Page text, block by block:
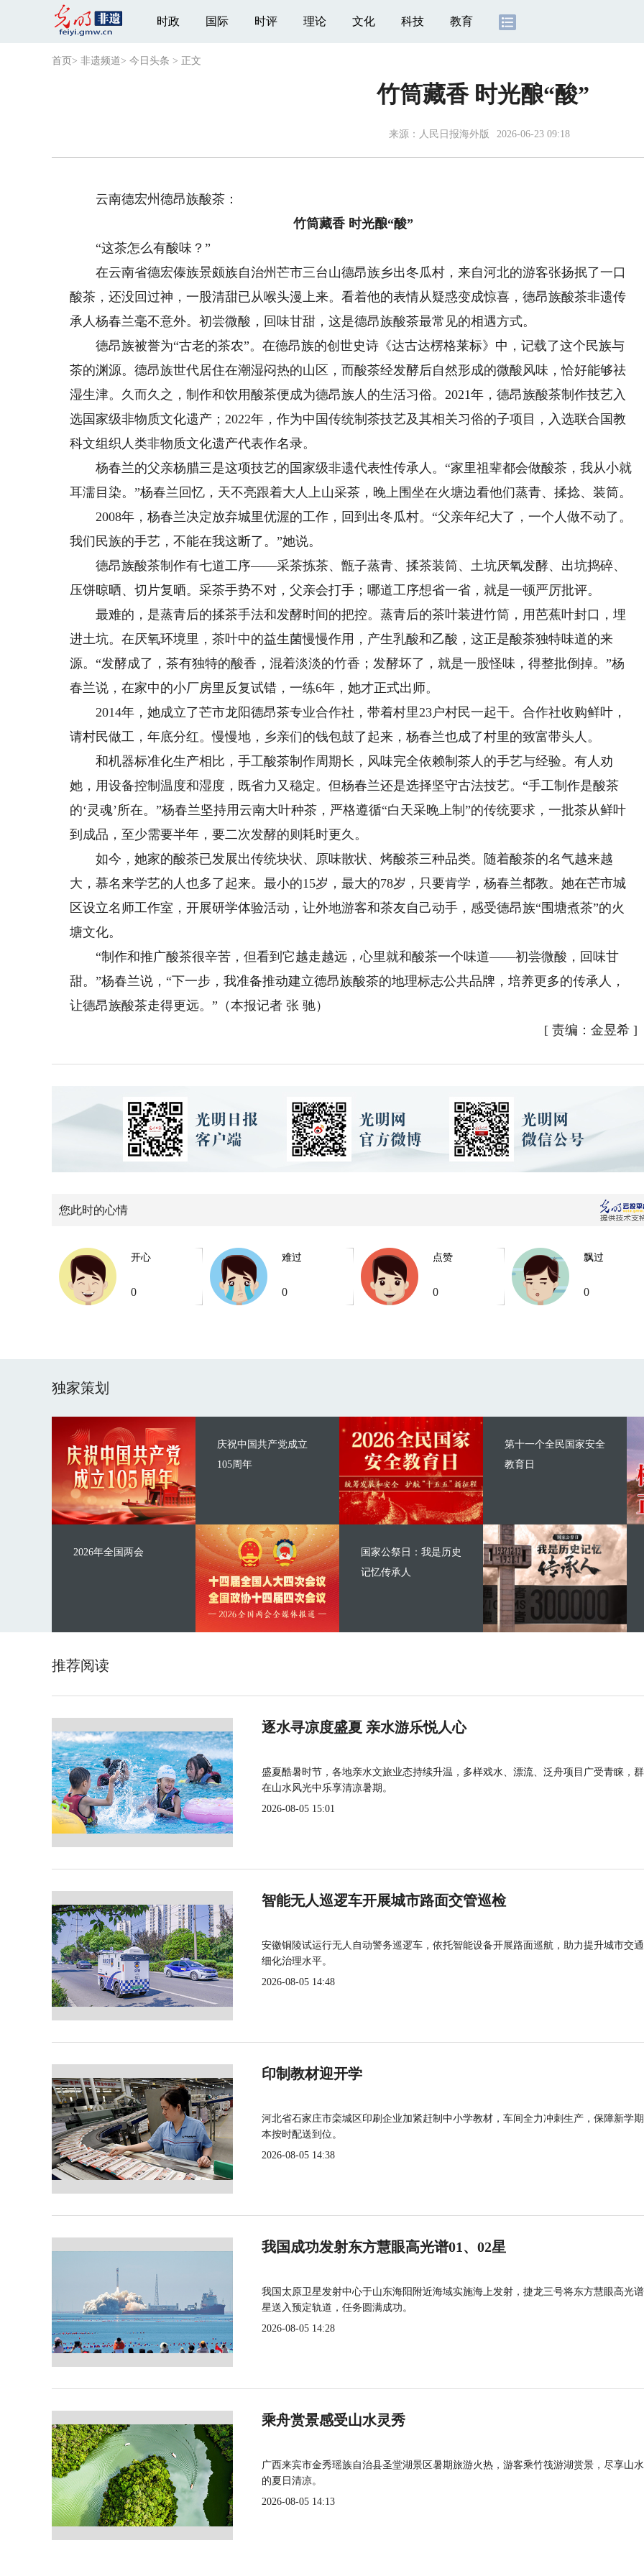
时政 国际 时评 理论 文化 科技 教育
首页 > 非遗频道> 今日头条 > 正文
竹筒藏香 时光酿“酸”
来源： 人民日报海外版 2026-06-23 09:18
云南德宏州德昂族酸茶：
竹筒藏香 时光酿“酸”
“这茶怎么有酸味？”
在云南省德宏傣族景颇族自治州芒市三台山德昂族乡出冬瓜村，来自河北的游客张扬抿了一口
酸茶，还没回过神，一股清甜已从喉头漫上来。看着他的表情从疑惑变成惊喜，德昂族酸茶非遗传
承人杨春兰毫不意外。初尝微酸，回味甘甜，这是德昂族酸茶最常见的相遇方式。
德昂族被誉为“古老的茶农”。在德昂族的创世史诗《达古达楞格莱标》中，记载了这个民族与
茶的渊源。德昂族世代居住在潮湿闷热的山区，而酸茶经发酵后自然形成的微酸风味，恰好能够祛
湿生津。久而久之，制作和饮用酸茶便成为德昂族人的生活习俗。2021年，德昂族酸茶制作技艺入
选国家级非物质文化遗产；2022年，作为中国传统制茶技艺及其相关习俗的子项目，入选联合国教
科文组织人类非物质文化遗产代表作名录。
杨春兰的父亲杨腊三是这项技艺的国家级非遗代表性传承人。“家里祖辈都会做酸茶，我从小就
耳濡目染。”杨春兰回忆，天不亮跟着大人上山采茶，晚上围坐在火塘边看他们蒸青、揉捻、装筒。
2008年，杨春兰决定放弃城里优渥的工作，回到出冬瓜村。“父亲年纪大了，一个人做不动了。
我们民族的手艺，不能在我这断了。”她说。
德昂族酸茶制作有七道工序——采茶拣茶、甑子蒸青、揉茶装筒、土坑厌氧发酵、出坑捣碎、
压饼晾晒、切片复晒。采茶手势不对，父亲会打手；哪道工序想省一省，就是一顿严厉批评。
最难的，是蒸青后的揉茶手法和发酵时间的把控。蒸青后的茶叶装进竹筒，用芭蕉叶封口，埋
进土坑。在厌氧环境里，茶叶中的益生菌慢慢作用，产生乳酸和乙酸，这正是酸茶独特味道的来
源。“发酵成了，茶有独特的酸香，混着淡淡的竹香；发酵坏了，就是一股怪味，得整批倒掉。”杨
春兰说，在家中的小厂房里反复试错，一练6年，她才正式出师。
2014年，她成立了芒市龙阳德昂茶专业合作社，带着村里23户村民一起干。合作社收购鲜叶，
请村民做工，年底分红。慢慢地，乡亲们的钱包鼓了起来，杨春兰也成了村里的致富带头人。
和机器标准化生产相比，手工酸茶制作周期长，风味完全依赖制茶人的手艺与经验。有人劝
她，用设备控制温度和湿度，既省力又稳定。但杨春兰还是选择坚守古法技艺。“手工制作是酸茶
的‘灵魂’所在。”杨春兰坚持用云南大叶种茶，严格遵循“白天采晚上制”的传统要求，一批茶从鲜叶
到成品，至少需要半年，要二次发酵的则耗时更久。
如今，她家的酸茶已发展出传统块状、原味散状、烤酸茶三种品类。随着酸茶的名气越来越
大，慕名来学艺的人也多了起来。最小的15岁，最大的78岁，只要肯学，杨春兰都教。她在芒市城
区设立名师工作室，开展研学体验活动，让外地游客和茶友自己动手，感受德昂族“围塘煮茶”的火
塘文化。
“制作和推广酸茶很辛苦，但看到它越走越远，心里就和酸茶一个味道——初尝微酸，回味甘
甜。”杨春兰说，“下一步，我准备推动建立德昂族酸茶的地理标志公共品牌，培养更多的传承人，
让德昂族酸茶走得更远。”（本报记者 张 驰）
[ 责编：金昱希 ]
您此时的心情
开心
0
难过
0
点赞
0
飘过
0
独家策划
庆祝中国共产党成立
105周年
2026年全国两会
第十一个全民国家安全
教育日
国家公祭日：我是历史
记忆传承人
推荐阅读
逐水寻凉度盛夏 亲水游乐悦人心
盛夏酷暑时节，各地亲水文旅业态持续升温，多样戏水、漂流、泛舟项目广受青睐，
在山水风光中乐享清凉暑期。
2026-08-05 15:01
智能无人巡逻车开展城市路面交管巡检
安徽铜陵试运行无人自动警务巡逻车，依托智能设备开展路面巡航，助力提升城市交
细化治理水平。
2026-08-05 14:48
印制教材迎开学
河北省石家庄市栾城区印刷企业加紧赶制中小学教材，车间全力冲刺生产，保障新学
本按时配送到位。
2026-08-05 14:38
我国成功发射东方慧眼高光谱01、02星
我国太原卫星发射中心于山东海阳附近海域实施海上发射，捷龙三号将东方慧眼高光
星送入预定轨道，任务圆满成功。
2026-08-05 14:28
乘舟赏景感受山水灵秀
广西来宾市金秀瑶族自治县圣堂湖景区暑期旅游火热，游客乘竹筏游湖赏景，尽享山
的夏日清凉。
2026-08-05 14:13